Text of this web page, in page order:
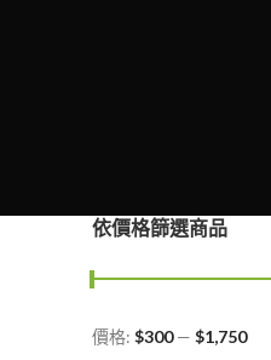
依價格篩選商品
最
最
價格: $300— $1,750